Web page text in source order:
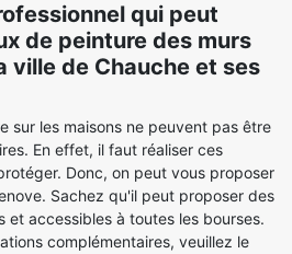
qui peut
de peinture des murs
ville de Chauche et ses
sur les maisons ne peuvent pas être
En effet, il faut réaliser ces
Donc, on peut vous proposer
Sachez qu'il peut proposer des
et accessibles à toutes les bourses.
complémentaires, veuillez le